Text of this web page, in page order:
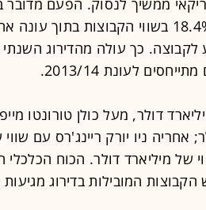
שרושמת זינוק ממוצע של 18.4% בשווי
לקבוצה. כך עולה מהדירוג
לעונת 2013/14.
דולר, מעל כולן טורונטו
של מיליארד דולר. הכוח הכלכלי
המובילות בדירוג